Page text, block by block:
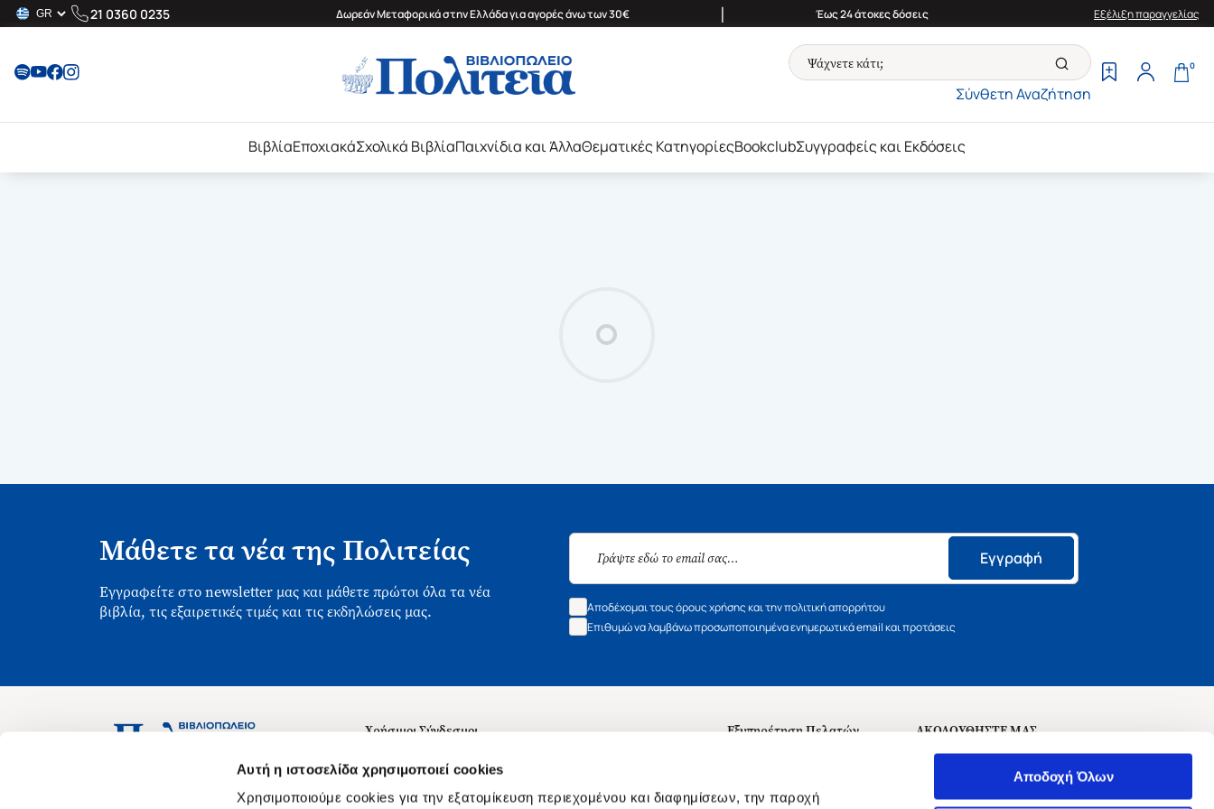
Αυτή η ιστοσελίδα χρησιμοποιεί cookies
Χρησιμοποιούμε cookies για την εξατομίκευση περιεχομένου και διαφημίσεων, την παροχή
Αποδοχή Όλων
21 0360 0235 Δωρεάν Μεταφορικά στην Ελλάδα για αγορές άνω των 30€ | Έως 24 άτοκες δόσεις Εξέλιξη παραγγελίας
Σύνθετη Αναζήτηση
0
ΒιβλίαΕποχιακάΣχολικά ΒιβλίαΠαιχνίδια και ΆλλαΘεματικές ΚατηγορίεςBookclubΣυγγραφείς και Εκδόσεις
Μάθετε τα νέα της Πολιτείας
Εγγραφείτε στο newsletter μας και μάθετε πρώτοι όλα τα νέα
βιβλία, τις εξαιρετικές τιμές και τις εκδηλώσεις μας.
Εγγραφή
Αποδέχομαι τους όρους χρήσης και την πολιτική απορρήτου
Επιθυμώ να λαμβάνω προσωποποιημένα ενημερωτικά email και προτάσεις
Ασκληπιού 1-3, Αθήνα 106 79
Χρήσιμοι Σύνδεσμοι
Σχετικά με εμάς
Θέσεις Εργασίας
Εξυπηρέτηση Πελατών
ΑΚΟΛΟΥΘΗΣΤΕ ΜΑΣ